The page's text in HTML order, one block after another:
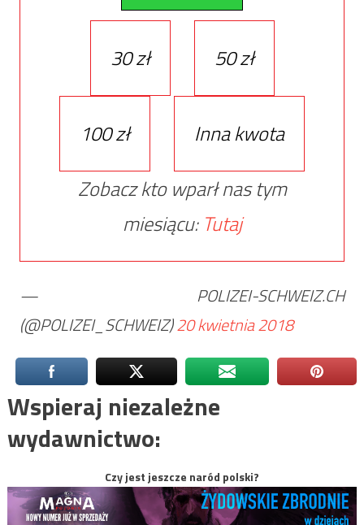
30 zł 50 zł
100 zł
Inna kwota
Zobacz kto wparł nas tym
miesiącu: Tutaj
— POLIZEI-SCHWEIZ.CH
(@POLIZEI_SCHWEIZ)20 kwietnia 2018
Wspieraj niezależne
wydawnictwo:
Czy jest jeszcze naród polski?